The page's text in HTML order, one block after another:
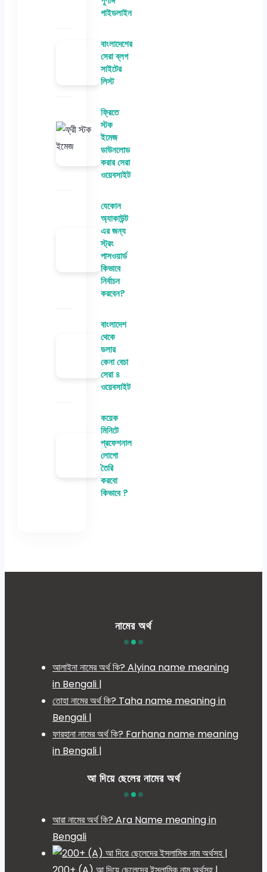
গাইডলাইন
বাংলাদেশের
সেরা ব্লগ
সাইটের
লিস্ট
ফ্রিতে
স্টক
ইমেজ
ডাউনলোড
করার সেরা
ওয়েবসাইট
যেকোন
অ্যাকাউন্ট
এর জন্য
স্ট্রং
পাসওয়ার্ড
কিভাবে
নির্বাচন
করবেন?
বাংলাদেশ
থেকে
ডলার
কেনা বেচা
সেরা ৪
ওয়েবসাইট
কয়েক
মিনিটে
প্রফেশনাল
লোগো
তৈরি
করবো
কিভাবে ?
নামের অর্থ
আলাইনা নামের অর্থ কি? Alyina name meaning
in Bengali |
তোহা নামের অর্থ কি? Taha name meaning in
Bengali |
ফারহানা নামের অর্থ কি? Farhana name meaning
in Bengali |
আ দিয়ে ছেলের নামের অর্থ
আরা নামের অর্থ কি? Ara Name meaning in
Bengali